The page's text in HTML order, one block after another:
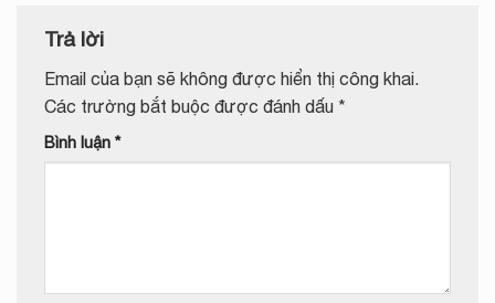
Trả lời
Email của bạn sẽ không được hiển thị công khai.
Các trường bắt buộc được đánh dấu *
Bình luận *